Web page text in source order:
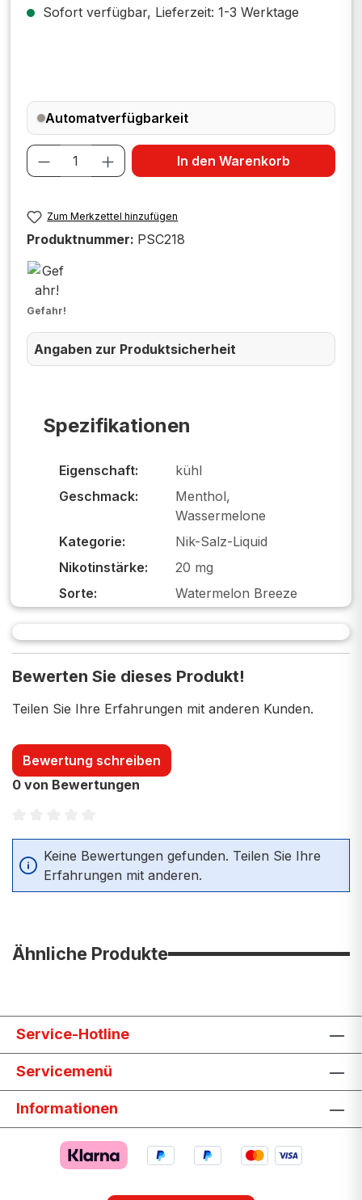
Spezifikationen
Eigenschaft:
kühl
Geschmack:
Menthol,
Wassermelone
Kategorie:
Nik-Salz-Liquid
Nikotinstärke:
20 mg
Sorte:
Watermelon Breeze
Sofort verfügbar, Lieferzeit: 1-3 Werktage
Automatverfügbarkeit
Produkt Anzahl: Gib den
In den Warenkorb
Zum Merkzettel hinzufügen
Produktnummer: PSC218
Gefahr!
Angaben zur Produktsicherheit
Bewerten Sie dieses Produkt!
Teilen Sie Ihre Erfahrungen mit anderen Kunden.
Bewertung schreiben
0 von Bewertungen
Durchschnittliche Bewertung von 0 von 5 Sternen
Keine Bewertungen gefunden. Teilen Sie Ihre
Erfahrungen mit anderen.
Ähnliche Produkte
Service-Hotline
Servicemenü
Informationen